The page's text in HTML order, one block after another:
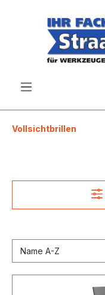
Vollsichtbrillen